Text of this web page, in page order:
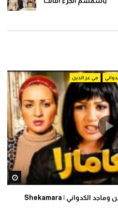
مي عز الدين
فيلم شيكامارا كامل | مي عز الدين وماجد الكدواني | Shekamara